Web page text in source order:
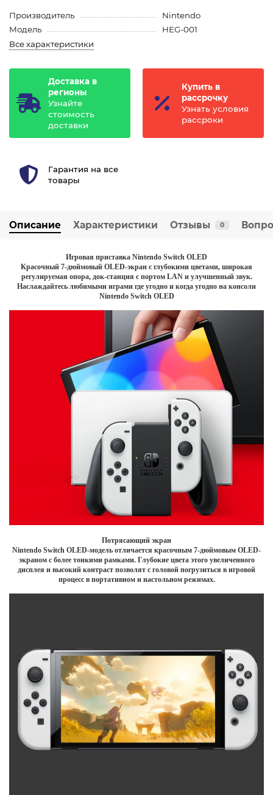
Производитель
Nintendo
Модель
HEG-001
Все характеристики
Доставка в
регионы
Узнайте
стоимость
доставки
Купить в
рассрочку
Узнать условия
рассроки
Гарантия на все
товары
Описание Характеристики Отзывы 0
Игровая приставка Nintendo Switch OLED
Красочный 7-дюймовый OLED-экран с глубокими цветами, широкая
регулируемая опора, док-станция с портом LAN и улучшенный звук.
Наслаждайтесь любимыми играми где угодно и когда угодно на консоли
Nintendo Switch OLED
Потрясающий экран
Nintendo Switch OLED-модель отличается красочным 7-дюймовым OLED-
экраном с более тонкими рамками. Глубокие цвета этого увеличенного
дисплея и высокий контраст позволят с головой погрузиться в игровой
процесс в портативном и настольном режимах.